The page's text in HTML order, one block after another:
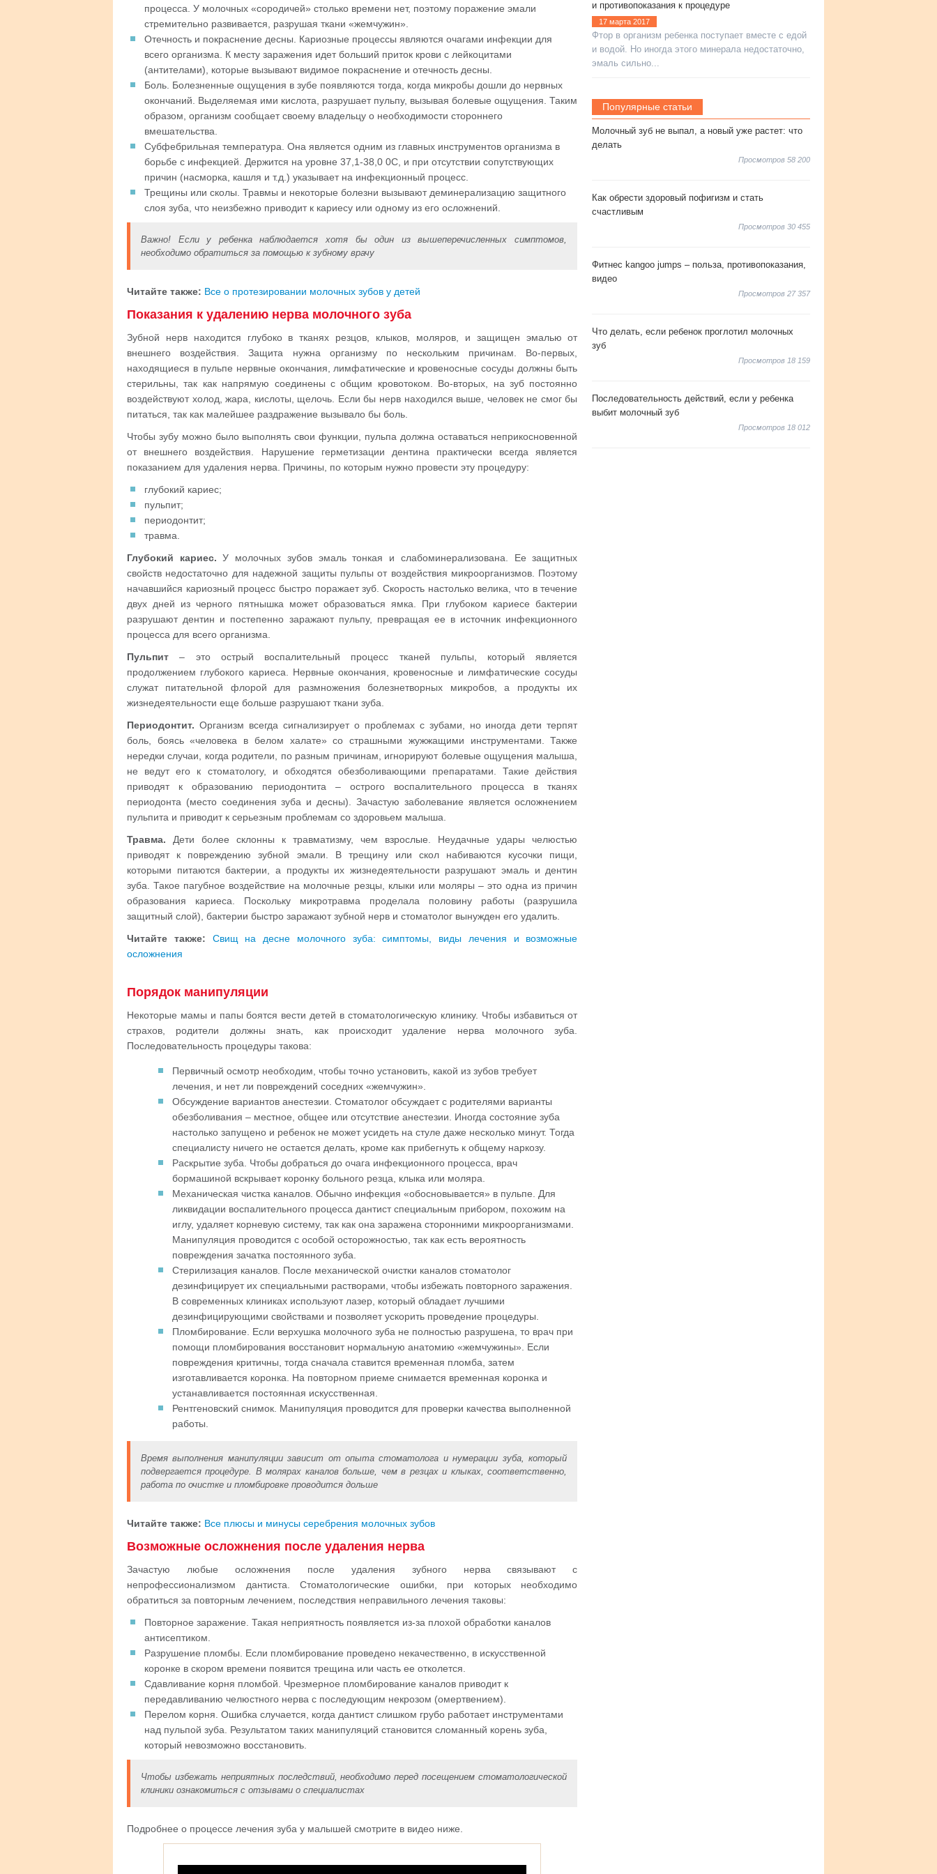
процесса. У молочных «сородичей» столько времени нет, поэтому поражение эмали
стремительно развивается, разрушая ткани «жемчужин».
Отечность и покраснение десны. Кариозные процессы являются очагами инфекции для
всего организма. К месту заражения идет больший приток крови с лейкоцитами
(антителами), которые вызывают видимое покраснение и отечность десны.
Боль. Болезненные ощущения в зубе появляются тогда, когда микробы дошли до нервных
окончаний. Выделяемая ими кислота, разрушает пульпу, вызывая болевые ощущения. Таким
образом, организм сообщает своему владельцу о необходимости стороннего
вмешательства.
Субфебрильная температура. Она является одним из главных инструментов организма в
борьбе с инфекцией. Держится на уровне 37,1-38,0 0C, и при отсутствии сопутствующих
причин (насморка, кашля и т.д.) указывает на инфекционный процесс.
Трещины или сколы. Травмы и некоторые болезни вызывают деминерализацию защитного
слоя зуба, что неизбежно приводит к кариесу или одному из его осложнений.
Важно! Если у ребенка наблюдается хотя бы один из вышеперечисленных симптомов,
необходимо обратиться за помощью к зубному врачу
Читайте также: Все о протезировании молочных зубов у детей
Показания к удалению нерва молочного зуба
Зубной нерв находится глубоко в тканях резцов, клыков, моляров, и защищен эмалью от
внешнего воздействия. Защита нужна организму по нескольким причинам. Во-первых,
находящиеся в пульпе нервные окончания, лимфатические и кровеносные сосуды должны быть
стерильны, так как напрямую соединены с общим кровотоком. Во-вторых, на зуб постоянно
воздействуют холод, жара, кислоты, щелочь. Если бы нерв находился выше, человек не смог бы
питаться, так как малейшее раздражение вызывало бы боль.
Чтобы зубу можно было выполнять свои функции, пульпа должна оставаться неприкосновенной
от внешнего воздействия. Нарушение герметизации дентина практически всегда является
показанием для удаления нерва. Причины, по которым нужно провести эту процедуру:
глубокий кариес;
пульпит;
периодонтит;
травма.
Глубокий кариес. У молочных зубов эмаль тонкая и слабоминерализована. Ее защитных
свойств недостаточно для надежной защиты пульпы от воздействия микроорганизмов. Поэтому
начавшийся кариозный процесс быстро поражает зуб. Скорость настолько велика, что в течение
двух дней из черного пятнышка может образоваться ямка. При глубоком кариесе бактерии
разрушают дентин и постепенно заражают пульпу, превращая ее в источник инфекционного
процесса для всего организма.
Пульпит – это острый воспалительный процесс тканей пульпы, который является
продолжением глубокого кариеса. Нервные окончания, кровеносные и лимфатические сосуды
служат питательной флорой для размножения болезнетворных микробов, а продукты их
жизнедеятельности еще больше разрушают ткани зуба.
Периодонтит. Организм всегда сигнализирует о проблемах с зубами, но иногда дети терпят
боль, боясь «человека в белом халате» со страшными жужжащими инструментами. Также
нередки случаи, когда родители, по разным причинам, игнорируют болевые ощущения малыша,
не ведут его к стоматологу, и обходятся обезболивающими препаратами. Такие действия
приводят к образованию периодонтита – острого воспалительного процесса в тканях
периодонта (место соединения зуба и десны). Зачастую заболевание является осложнением
пульпита и приводит к серьезным проблемам со здоровьем малыша.
Травма. Дети более склонны к травматизму, чем взрослые. Неудачные удары челюстью
приводят к повреждению зубной эмали. В трещину или скол набиваются кусочки пищи,
которыми питаются бактерии, а продукты их жизнедеятельности разрушают эмаль и дентин
зуба. Такое пагубное воздействие на молочные резцы, клыки или моляры – это одна из причин
образования кариеса. Поскольку микротравма проделала половину работы (разрушила
защитный слой), бактерии быстро заражают зубной нерв и стоматолог вынужден его удалить.
Читайте также:
Свищ на десне молочного зуба: симптомы, виды лечения и возможные
осложнения
Порядок манипуляции
Некоторые мамы и папы боятся вести детей в стоматологическую клинику. Чтобы избавиться от
страхов, родители должны знать, как происходит удаление нерва молочного зуба.
Последовательность процедуры такова:
Первичный осмотр необходим, чтобы точно установить, какой из зубов требует
лечения, и нет ли повреждений соседних «жемчужин».
Обсуждение вариантов анестезии. Стоматолог обсуждает с родителями варианты
обезболивания – местное, общее или отсутствие анестезии. Иногда состояние зуба
настолько запущено и ребенок не может усидеть на стуле даже несколько минут. Тогда
специалисту ничего не остается делать, кроме как прибегнуть к общему наркозу.
Раскрытие зуба. Чтобы добраться до очага инфекционного процесса, врач
бормашиной вскрывает коронку больного резца, клыка или моляра.
Механическая чистка каналов. Обычно инфекция «обосновывается» в пульпе. Для
ликвидации воспалительного процесса дантист специальным прибором, похожим на
иглу, удаляет корневую систему, так как она заражена сторонними микроорганизмами.
Манипуляция проводится с особой осторожностью, так как есть вероятность
повреждения зачатка постоянного зуба.
Стерилизация каналов. После механической очистки каналов стоматолог
дезинфицирует их специальными растворами, чтобы избежать повторного заражения.
В современных клиниках используют лазер, который обладает лучшими
дезинфицирующими свойствами и позволяет ускорить проведение процедуры.
Пломбирование. Если верхушка молочного зуба не полностью разрушена, то врач при
помощи пломбирования восстановит нормальную анатомию «жемчужины». Если
повреждения критичны, тогда сначала ставится временная пломба, затем
изготавливается коронка. На повторном приеме снимается временная коронка и
устанавливается постоянная искусственная.
Рентгеновский снимок. Манипуляция проводится для проверки качества выполненной
работы.
Время выполнения манипуляции зависит от опыта стоматолога и нумерации зуба, который
подвергается процедуре. В молярах каналов больше, чем в резцах и клыках, соответственно,
работа по очистке и пломбировке проводится дольше
Читайте также: Все плюсы и минусы серебрения молочных зубов
Возможные осложнения после удаления нерва
Зачастую любые осложнения после удаления зубного нерва связывают с
непрофессионализмом дантиста. Стоматологические ошибки, при которых необходимо
обратиться за повторным лечением, последствия неправильного лечения таковы:
Повторное заражение. Такая неприятность появляется из-за плохой обработки каналов
антисептиком.
Разрушение пломбы. Если пломбирование проведено некачественно, в искусственной
коронке в скором времени появится трещина или часть ее отколется.
Сдавливание корня пломбой. Чрезмерное пломбирование каналов приводит к
передавливанию челюстного нерва с последующим некрозом (омертвением).
Перелом корня. Ошибка случается, когда дантист слишком грубо работает инструментами
над пульпой зуба. Результатом таких манипуляций становится сломанный корень зуба,
который невозможно восстановить.
Чтобы избежать неприятных последствий, необходимо перед посещением стоматологической
клиники ознакомиться с отзывами о специалистах
Подробнее о процессе лечения зуба у малышей смотрите в видео ниже.
и противопоказания к процедуре
17 марта 2017
Фтор в организм ребенка поступает вместе с едой
и водой. Но иногда этого минерала недостаточно,
эмаль сильно...
Популярные статьи
Молочный зуб не выпал, а новый уже растет: что
делать
Просмотров 58 200
Как обрести здоровый пофигизм и стать
счастливым
Просмотров 30 455
Фитнес kangoo jumps – польза, противопоказания,
видео
Просмотров 27 357
Что делать, если ребенок проглотил молочных
зуб
Просмотров 18 159
Последовательность действий, если у ребенка
выбит молочный зуб
Просмотров 18 012